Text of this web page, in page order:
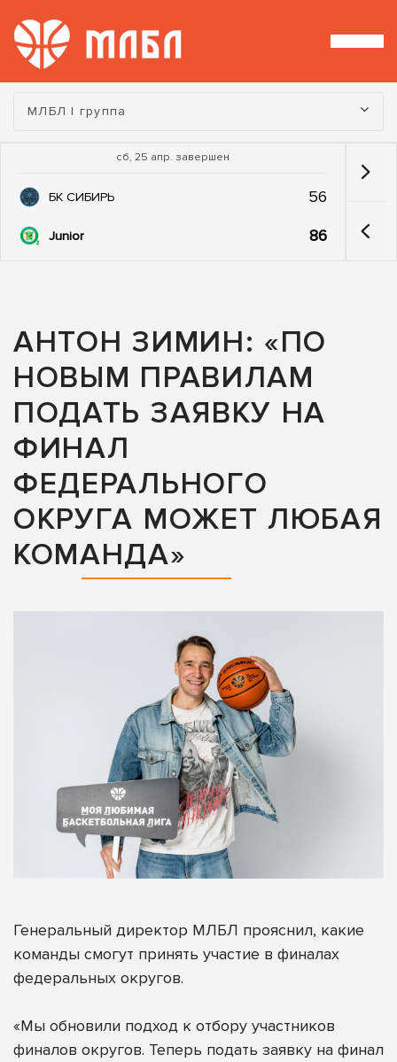
Турнир:
МЛБЛ I группа
сб, 25 апр. завершен
БК СИБИРЬ 56
Junior 86
АНТОН ЗИМИН: «ПО
НОВЫМ ПРАВИЛАМ
ПОДАТЬ ЗАЯВКУ НА
ФИНАЛ
ФЕДЕРАЛЬНОГО
ОКРУГА МОЖЕТ ЛЮБАЯ
КОМАНДА»
Генеральный директор МЛБЛ прояснил, какие
команды смогут принять участие в финалах
федеральных округов.
«Мы обновили подход к отбору участников
финалов округов. Теперь подать заявку на финал